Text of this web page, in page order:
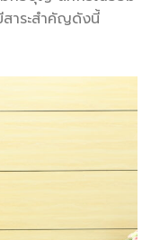
ย์สาธารณสุข
รการลงทุน ครั้งที่
การ เป็นประธานใน
อมด้วย น.ส.รัตติยา
ร และฝ่ายจัดการ
ก